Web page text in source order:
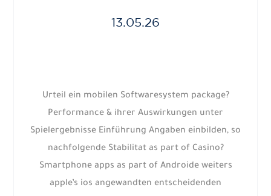
13.05.26
Urteil ein mobilen Softwaresystem package?
Performance & ihrer Auswirkungen unter
Spielergebnisse Einführung Angaben einbilden, so
nachfolgende Stabilitat as part of Casino?
Smartphone apps as part of Androide weiters
apple’s ios angewandten entscheidenden